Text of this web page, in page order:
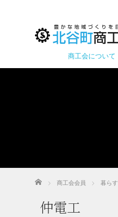
商工会について
ホーム 商工会会員 暮らす
仲電工